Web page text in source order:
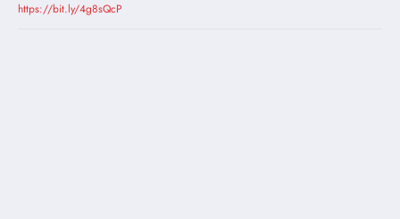
https://bit.ly/4g8sQcP